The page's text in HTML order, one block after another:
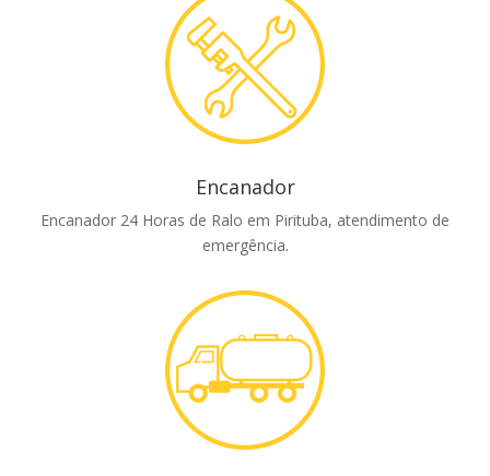
Encanador
Encanador 24 Horas de Ralo em Pirituba, atendimento de
emergência.